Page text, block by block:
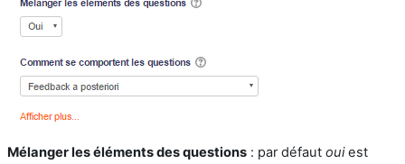
Mélanger les éléments des questions : par défaut ouiest